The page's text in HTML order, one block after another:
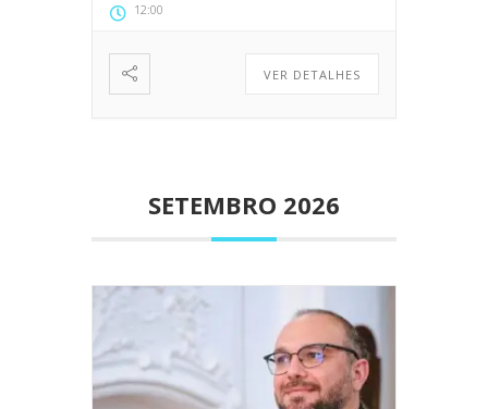
12:00
VER DETALHES
SETEMBRO 2026